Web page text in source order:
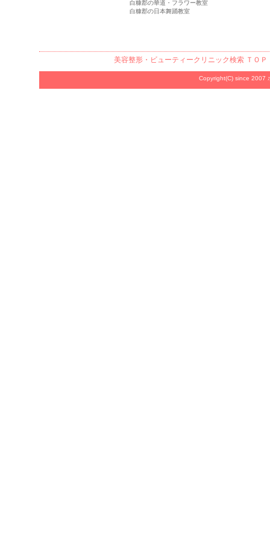
白糠郡の華道・フラワー教室
白糠郡の日本舞踊教室
美容整形・ビューティークリニック検索ＴＯＰ
Copyright(C) since 2007